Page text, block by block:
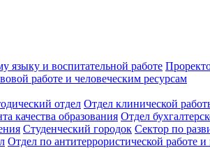
языку и воспитательной работе
работе и человеческим ресурсам
отдел Отдел клинической
качества образования Отдел
Студенческий городок Сектор по
Отдел по антитеррористической работе